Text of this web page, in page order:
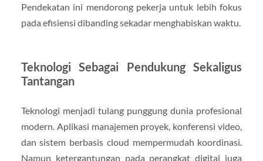
Pendekatan ini mendorong pekerja untuk lebih fokus
pada efisiensi dibanding sekadar menghabiskan waktu.
Teknologi Sebagai Pendukung Sekaligus
Tantangan
Teknologi menjadi tulang punggung dunia profesional
modern. Aplikasi manajemen proyek, konferensi video,
dan sistem berbasis cloud mempermudah koordinasi.
Namun ketergantungan pada perangkat digital juga